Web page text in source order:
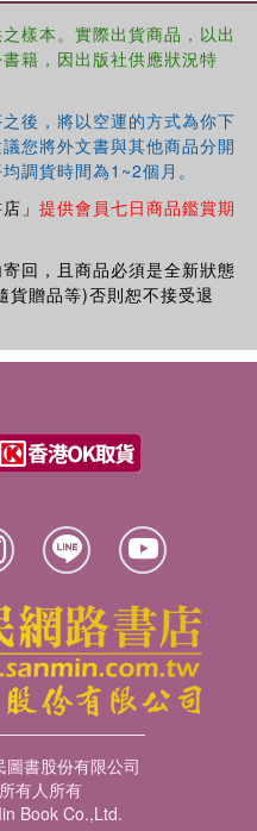
樣本。實際出貨商品，以出
籍，因出版社供應狀況特
後，將以空運的方式為你下
您將外文書與其他商品分開
調貨時間為1~2個月。
」 提供會員七日商品鑑賞期
回，且商品必須是全新狀態
貨贈品等)否則恕不接受退
書股份有限公司
有人所有
Book Co.,Ltd.